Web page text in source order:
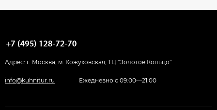
Адрес: г. Москва, м. Кожуховская, ТЦ "Золотое Кольцо"
info@kuhnitur.ru Ежедневно с 09:00—21:00